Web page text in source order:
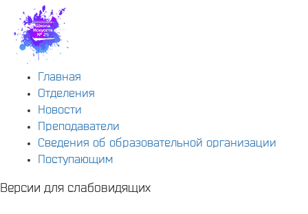
Главная
Отделения
Новости
Преподаватели
Сведения об образовательной организации
Поступающим
Версии для слабовидящих